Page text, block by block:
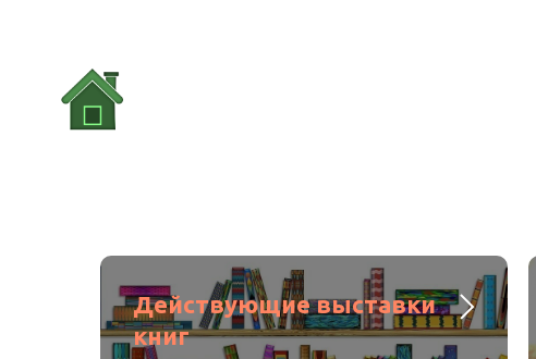
Действующие выставки
книг